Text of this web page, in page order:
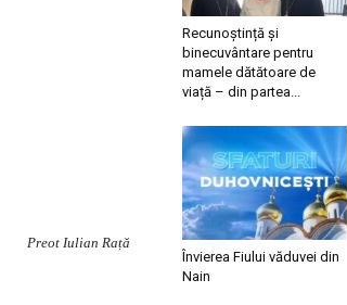
Preot Iulian Rață
Recunoștință și
binecuvântare pentru
mamele dătătoare de
viață – din partea...
Învierea Fiului văduvei din
Nain